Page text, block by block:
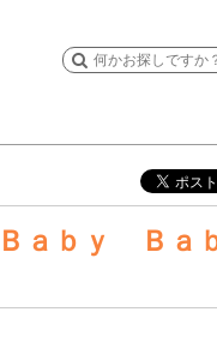
ａｂｙ Ｂａ